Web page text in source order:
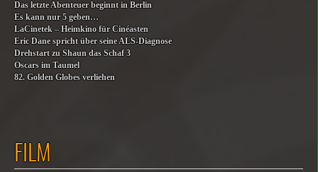
Das letzte Abenteuer beginnt in Berlin
Es kann nur 5 geben…
LaCinetek – Heimkino für Cinéasten
Eric Dane spricht über seine ALS-Diagnose
Drehstart zu Shaun das Schaf 3
Oscars im Taumel
82. Golden Globes verliehen
FILM